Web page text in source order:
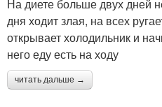
На диете больше двух дней
дня ходит злая, на всех
открывает холодильник и
него еду есть на ходу
читать дальше →